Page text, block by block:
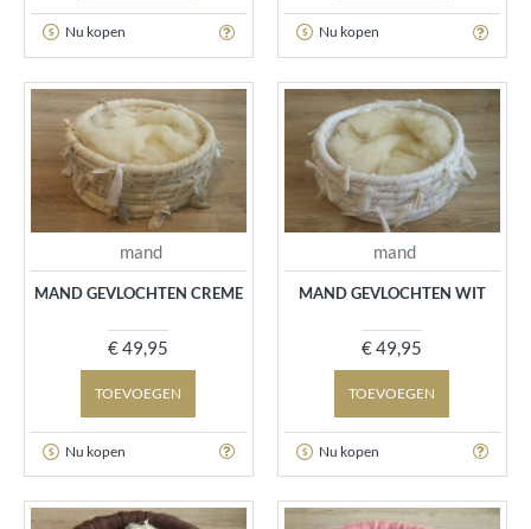
Nu kopen Nu kopen
mand
MAND GEVLOCHTEN CREME
€ 49,95
TOEVOEGEN
Nu kopen
mand
MAND GEVLOCHTEN WIT
€ 49,95
TOEVOEGEN
Nu kopen